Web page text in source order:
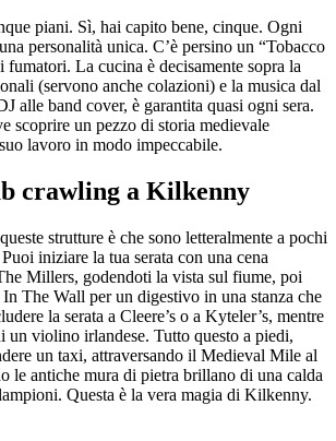
piani. Sì, hai capito bene, cinque. Ogni
personalità unica. C’è persino un “Tobacco
fumatori. La cucina è decisamente sopra la
(servono anche colazioni) e la musica dal
alle band cover, è garantita quasi ogni sera.
scoprire un pezzo di storia medievale
lavoro in modo impeccabile.
crawling a Kilkenny
strutture è che sono letteralmente a pochi
iniziare la tua serata con una cena
Millers, godendoti la vista sul fiume, poi
The Wall per un digestivo in una stanza che
la serata a Cleere’s o a Kyteler’s, mentre
un violino irlandese. Tutto questo a piedi,
un taxi, attraversando il Medieval Mile al
le antiche mura di pietra brillano di una calda
Questa è la vera magia di Kilkenny.